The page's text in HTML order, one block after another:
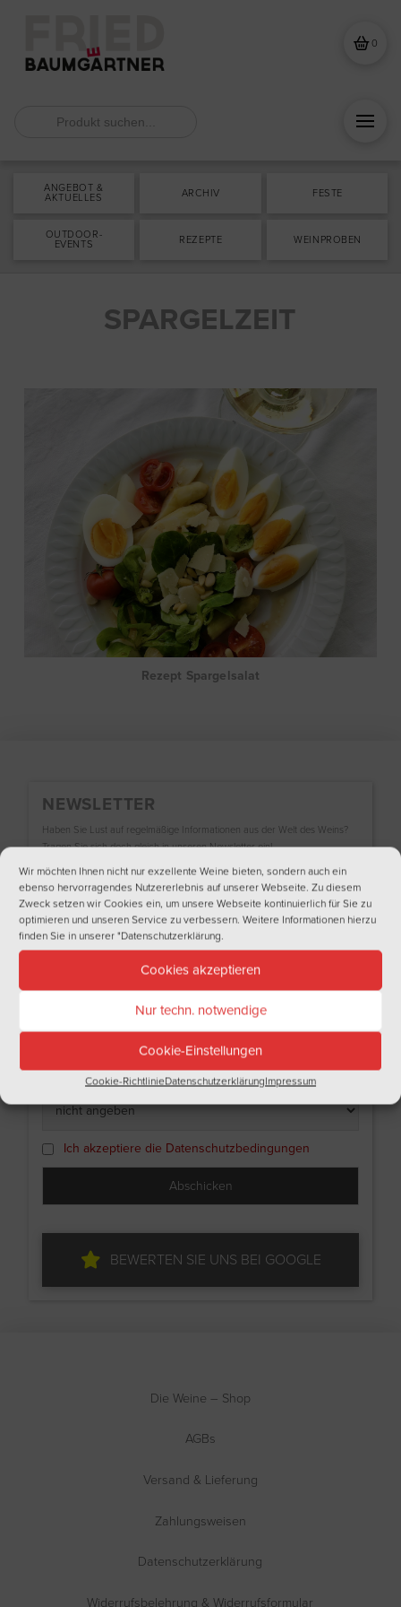
Wir möchten Ihnen nicht nur exzellente Weine bieten, sondern auch ein
ebenso hervorragendes Nutzererlebnis auf unserer Webseite. Zu diesem
Zweck setzen wir Cookies ein, um unsere Webseite kontinuierlich für Sie zu
optimieren und unseren Service zu verbessern. Weitere Informationen hierzu
finden Sie in unserer"Datenschutzerklärung.
Cookies akzeptieren
Nur techn. notwendige
Cookie-Einstellungen
Cookie-RichtlinieDatenschutzerklärungImpressum
0
ANGEBOT &
AKTUELLES ARCHIV FESTE
OUTDOOR-
EVENTS REZEPTE WEINPROBEN
SPARGELZEIT
Rezept Spargelsalat
NEWSLETTER
Haben Sie Lust auf regelmäßige Informationen aus der Welt des Weins?
Tragen Sie sich doch gleich in unseren Newsletter ein!
Name
Nachname
Ich akzeptiere die Datenschutzbedingungen
BEWERTEN SIE UNS BEI GOOGLE
Die Weine – Shop
AGBs
Versand & Lieferung
Zahlungsweisen
Datenschutzerklärung
Widerrufsbelehrung & Widerrufsformular